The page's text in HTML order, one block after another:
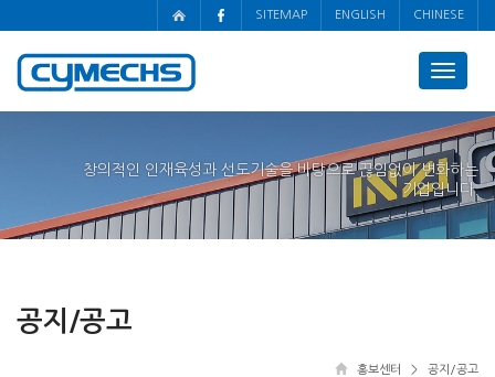
SITEMAP ENGLISH CHINESE
Toggle
창의적인 인재육성과 선도기술을 바탕으로 끊임없이 변화하는
기업입니다.
공지/공고
홍보센터 > 공지/공고